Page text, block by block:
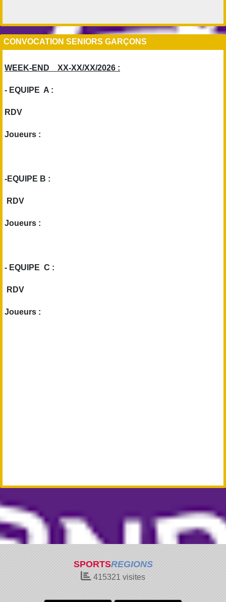
CONVOCATION SENIORS GARÇONS
WEEK-END XX-XX/XX/2026 :
- EQUIPE A :
RDV
Joueurs :
-EQUIPE B :
RDV
Joueurs :
- EQUIPE C :
RDV
Joueurs :
SPORTSREGIONS
415321 visites